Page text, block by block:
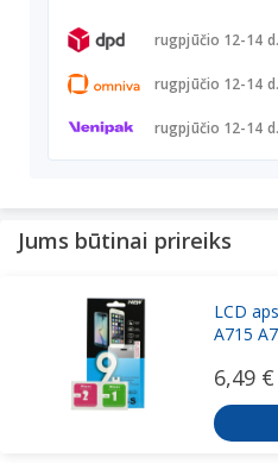
rugpjūčio 12-14 d.
rugpjūčio 12-14 d.
rugpjūčio 12-14 d.
Jums būtinai prireiks
LCD
A715
6,49 €